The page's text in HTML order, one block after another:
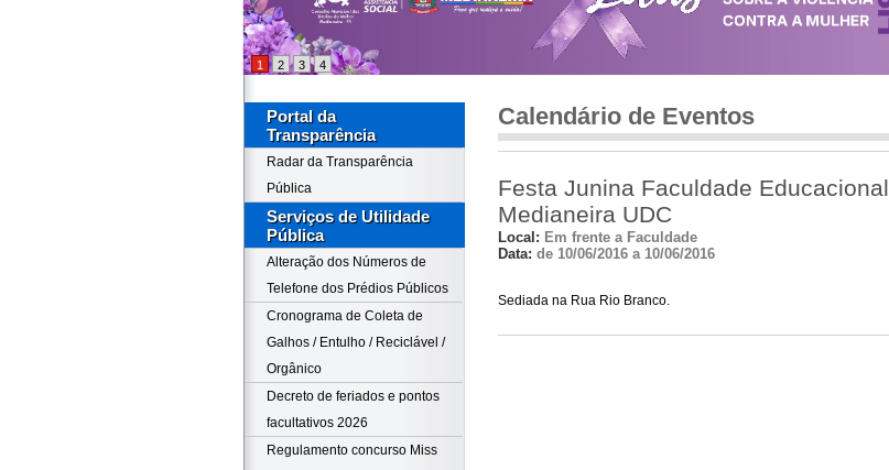
1 2 3 4
Portal da
Transparência
Radar da Transparência
Pública
Serviços de Utilidade
Pública
Alteração dos Números de
Telefone dos Prédios Públicos
Cronograma de Coleta de
Galhos / Entulho / Reciclável /
Orgânico
Decreto de feriados e pontos
facultativos 2026
Regulamento concurso Miss
Calendário de Eventos
Festa Junina Faculdade Educacional
Medianeira UDC
Local: Em frente a Faculdade
Data: de 10/06/2016 a 10/06/2016
Sediada na Rua Rio Branco.